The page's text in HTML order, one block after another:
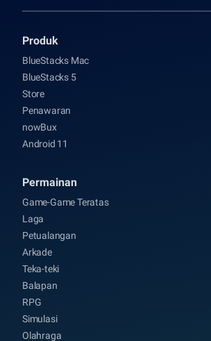
Produk
BlueStacks Mac
BlueStacks 5
Store
Penawaran
nowBux
Android 11
Permainan
Game-Game Teratas
Laga
Petualangan
Arkade
Teka-teki
Balapan
RPG
Simulasi
Olahraga